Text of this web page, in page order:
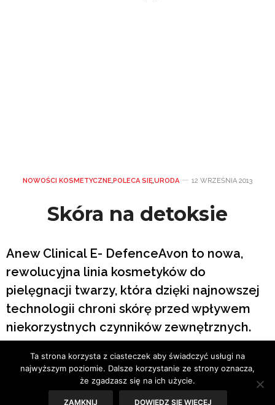
NOWOŚCI KOSMETYCZNE POLECA SIĘURODA 12 WRZEŚNIA 2013
Skóra na detoksie
Anew Clinical E- DefenceAvon to nowa,
rewolucyjna linia kosmetyków do
pielęgnacji twarzy, która dzięki najnowszej
technologii chroni skórę przed wpływem
niekorzystnych czynników zewnętrznych.
Codzienna ekspozycja skóry na czynniki zewnętrzne
środowiska takie jak wiatr, mróz, promienie UV oraz
zanieczyszczone powietrze ma bardzo negatywny
wpływ na skórę. Aż 80 % oznak starzenia, na które
Ta strona korzysta z ciasteczek aby świadczyć usługi na
najwyższym poziomie. Dalsze korzystanie ze strony oznacza,
że zgadzasz się na ich użycie.
ZAMKNIJ DOWIEDZ SIĘ WIĘCEJ